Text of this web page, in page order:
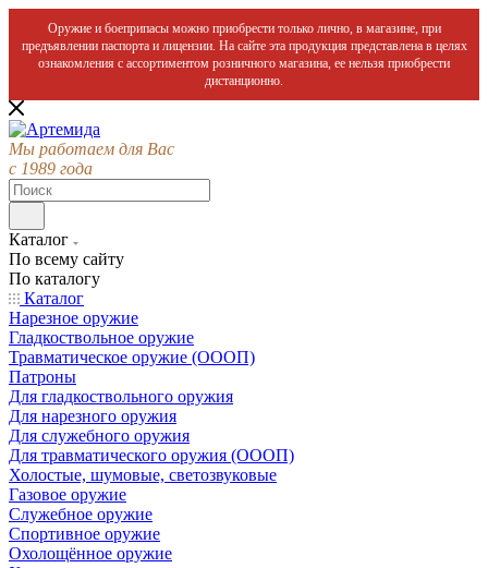
Оружие и боеприпасы можно приобрести только лично, в магазине, при
предъявлении паспорта и лицензии. На сайте эта продукция представлена в целях
ознакомления с ассортиментом розничного магазина, ее нельзя приобрести
дистанционно.
Мы работаем для Вас
с 1989 года
Каталог
По всему сайту
По каталогу
Каталог
Нарезное оружие
Гладкоствольное оружие
Травматическое оружие (ОООП)
Патроны
Для гладкоствольного оружия
Для нарезного оружия
Для служебного оружия
Для травматического оружия (ОООП)
Холостые, шумовые, светозвуковые
Газовое оружие
Служебное оружие
Спортивное оружие
Охолощённое оружие